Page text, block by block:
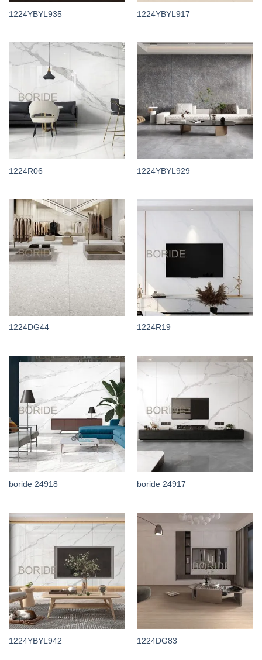
1224YBYL935 1224YBYL917
1224R06 1224YBYL929
1224DG44 1224R19
boride 24918 boride 24917
1224YBYL942 1224DG83